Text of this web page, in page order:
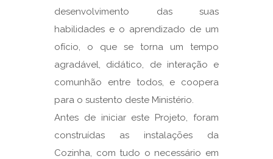
desenvolvimento das suas
habilidades e o aprendizado de um
ofício, o que se torna um tempo
agradável, didático, de interação e
comunhão entre todos, e coopera
para o sustento deste Ministério.
Antes de iniciar este Projeto, foram
construídas as instalações da
Cozinha, com tudo o necessário em